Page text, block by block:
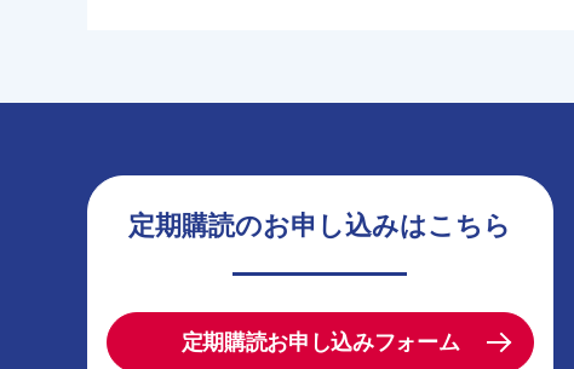
定期購読のお申し込みはこちら
定期購読お申し込みフォーム